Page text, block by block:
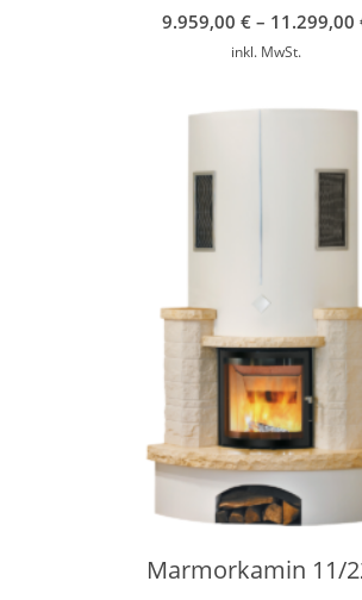
9.959,00€ – 11.299,00
inkl. MwSt.
Marmorkamin 11/